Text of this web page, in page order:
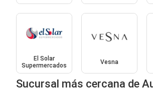
El Solar
Supermercados
Vesna
Sucursal más cercana de